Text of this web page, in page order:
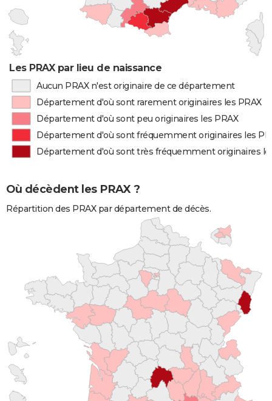
Les PRAX par lieu de naissance
Aucun PRAX n'est originaire de ce département
Département d'où sont rarement originaires les PRAX
Département d'où sont peu originaires les PRAX
Département d'où sont fréquemment originaires les
Département d'où sont très fréquemment originaires
Où décèdent les PRAX ?
Répartition des PRAX par département de décès.